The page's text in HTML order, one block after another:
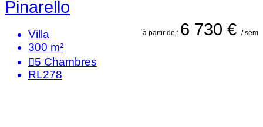
Pinarello
à partir de : 6 730 € / sem
Villa
300 m²
5 Chambres
RL278